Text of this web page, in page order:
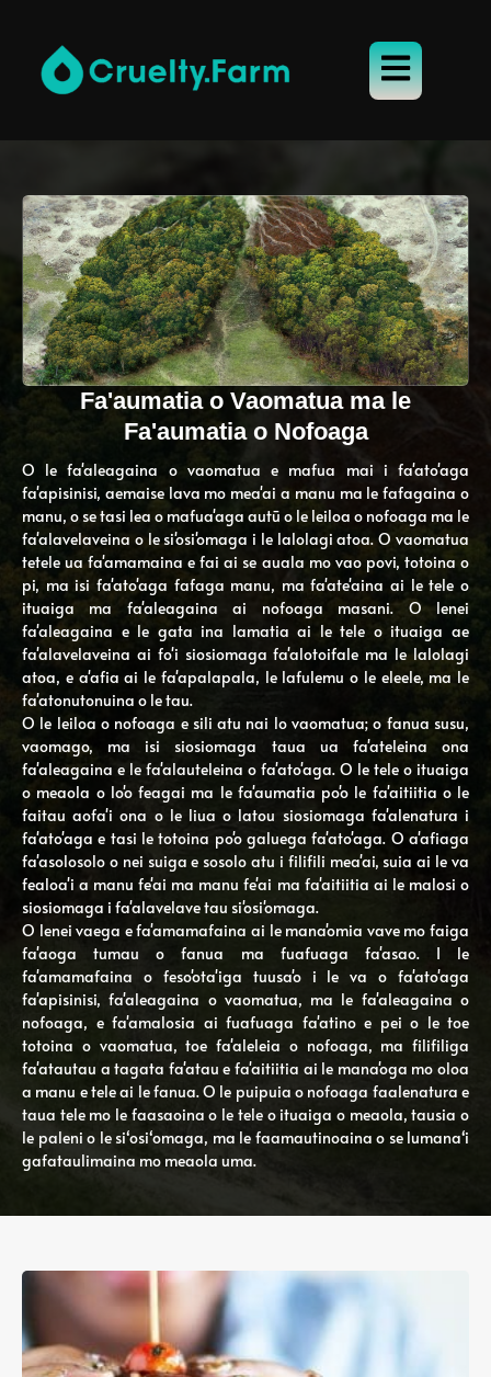
Fa'aumatia o Vaomatua ma le
Fa'aumatia o Nofoaga
O le fa'aleagaina o vaomatua e mafua mai i fa'ato'aga
fa'apisinisi, aemaise lava mo mea'ai a manu ma le fafagaina o
manu, o se tasi lea o mafua'aga autū o le leiloa o nofoaga ma le
fa'alavelaveina o le si'osi'omaga i le lalolagi atoa. O vaomatua
tetele ua fa'amamaina e fai ai se auala mo vao povi, totoina o
pi, ma isi fa'ato'aga fafaga manu, ma fa'ate'aina ai le tele o
ituaiga ma fa'aleagaina ai nofoaga masani. O lenei
fa'aleagaina e le gata ina lamatia ai le tele o ituaiga ae
fa'alavelaveina ai fo'i siosiomaga fa'alotoifale ma le lalolagi
atoa, e a'afia ai le fa'apalapala, le lafulemu o le eleele, ma le
fa'atonutonuina o le tau.
O le leiloa o nofoaga e sili atu nai lo vaomatua; o fanua susu,
vaomago, ma isi siosiomaga taua ua fa'ateleina ona
fa'aleagaina e le fa'alauteleina o fa'ato'aga. O le tele o ituaiga
o meaola o lo'o feagai ma le fa'aumatia po'o le fa'aitiitia o le
faitau aofa'i ona o le liua o latou siosiomaga fa'alenatura i
fa'ato'aga e tasi le totoina po'o galuega fa'ato'aga. O a'afiaga
fa'asolosolo o nei suiga e sosolo atu i filifili mea'ai, suia ai le va
fealoa'i a manu fe'ai ma manu fe'ai ma fa'aitiitia ai le malosi o
siosiomaga i fa'alavelave tau si'osi'omaga.
O lenei vaega e fa'amamafaina ai le mana'omia vave mo faiga
fa'aoga tumau o fanua ma fuafuaga fa'asao. I le
fa'amamafaina o feso'ota'iga tuusa'o i le va o fa'ato'aga
fa'apisinisi, fa'aleagaina o vaomatua, ma le fa'aleagaina o
nofoaga, e fa'amalosia ai fuafuaga fa'atino e pei o le toe
totoina o vaomatua, toe fa'aleleia o nofoaga, ma filifiliga
fa'atautau a tagata fa'atau e fa'aitiitia ai le mana'oga mo oloa
a manu e tele ai le fanua. O le puipuia o nofoaga faalenatura e
taua tele mo le faasaoina o le tele o ituaiga o meaola, tausia o
le paleni o le siʻosiʻomaga, ma le faamautinoaina o se lumanaʻi
gafataulimaina mo meaola uma.